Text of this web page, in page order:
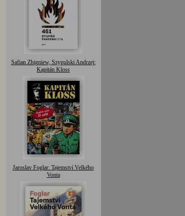
Safian Zbigniew, Szypulski Andrzej:
Kapitán Kloss
Jaroslav Foglar: Tajemství Velkého
Vonta